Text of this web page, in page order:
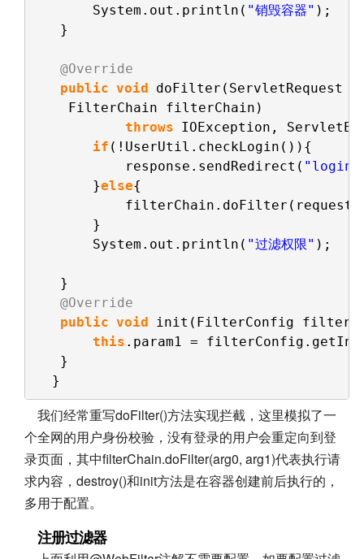
System.out.println( "销毁容器" );
}
@Override
public void doFilter(ServletRequest
FilterChain filterChain)
throws IOException,
if (!UserUtil.checkLogin()){
response.sendRedirect(
}else{
filterChain.doFilter(request,
}
System.out.println( "过滤权限"
}
@Override
public void init(FilterConfig
this .param1 =
}
}
我们经常重写doFilter()方法实现拦截，这里模拟了一
个全网的用户身份校验，没有登录的用户会重定向到登
录页面，其中filterChain.doFilter(arg0, arg1)代表执行请
求内容，destroy()和init方法是在容器创建前后执行的，
多用于配置。
注册过滤器